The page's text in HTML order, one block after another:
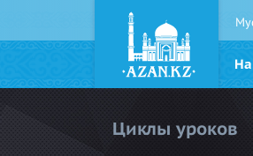
Циклы уроков